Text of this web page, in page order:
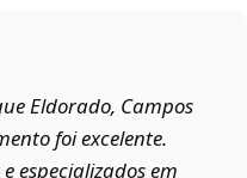
Eldorado, Campos
foi excelente.
especializados em